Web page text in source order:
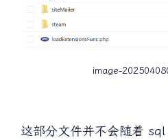
image-
这部分文件并不会随着